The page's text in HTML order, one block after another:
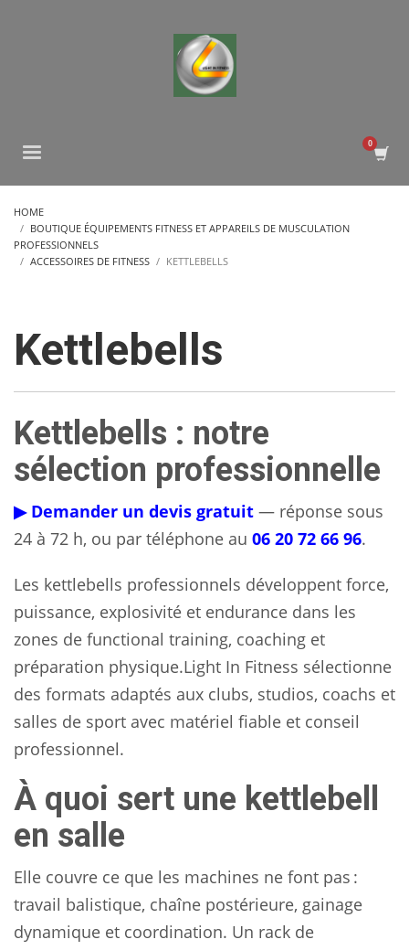
HOME
BOUTIQUE ÉQUIPEMENTS FITNESS ET APPAREILS DE MUSCULATION
PROFESSIONNELS
ACCESSOIRES DE FITNESS
KETTLEBELLS
Kettlebells
Kettlebells : notre
sélection professionnelle
▶ Demander un devis gratuit — réponse sous
24 à 72 h, ou par téléphone au 06 20 72 66 96.
Les kettlebells professionnels développent force,
puissance, explosivité et endurance dans les
zones de functional training, coaching et
préparation physique.Light In Fitness sélectionne
des formats adaptés aux clubs, studios, coachs et
salles de sport avec matériel fiable et conseil
professionnel.
À quoi sert une kettlebell
en salle
Elle couvre ce que les machines ne font pas :
travail balistique, chaîne postérieure, gainage
dynamique et coordination. Un rack de